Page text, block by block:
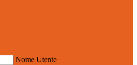
Nome Utente